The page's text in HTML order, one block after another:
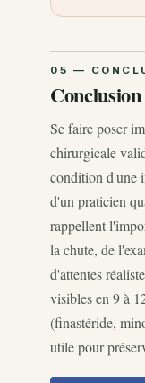
Conclusion
Se faire poser
chirurgicale
condition d'une
d'un praticien
rappellent
la chute, de
d'attentes
visibles en 9 à
(finastéride,
utile pour